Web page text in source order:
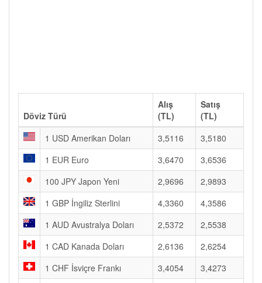
Döviz Türü
Alış
(TL)
Satış
(TL)
1 USD Amerikan Doları
3,5116
3,5180
1 EUR Euro
3,6470
3,6536
100 JPY Japon Yeni
2,9696
2,9893
1 GBP İngiliz Sterlini
4,3360
4,3586
1 AUD Avustralya Doları
2,5372
2,5538
1 CAD Kanada Doları
2,6136
2,6254
1 CHF İsviçre Frankı
3,4054
3,4273